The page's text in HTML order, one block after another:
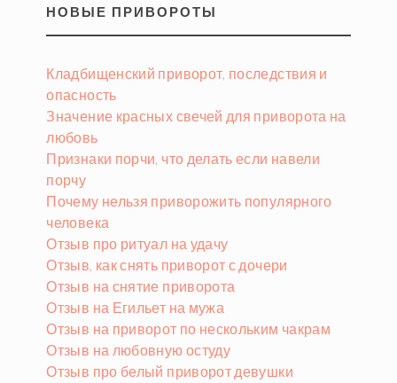
НОВЫЕ ПРИВОРОТЫ
Кладбищенский приворот, последствия и
опасность
Значение красных свечей для приворота на
любовь
Признаки порчи, что делать если навели
порчу
Почему нельзя приворожить популярного
человека
Отзыв про ритуал на удачу
Отзыв, как снять приворот с дочери
Отзыв на снятие приворота
Отзыв на Егильет на мужа
Отзыв на приворот по нескольким чакрам
Отзыв на любовную остуду
Отзыв про белый приворот девушки